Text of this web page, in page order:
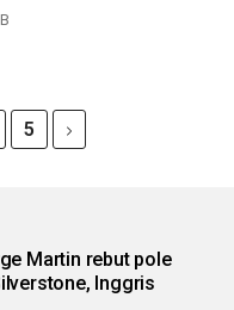
5
Martin rebut pole
Silverstone, Inggris